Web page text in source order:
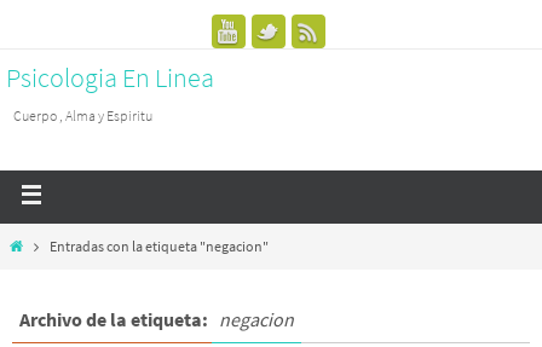
Psicologia En Linea
Cuerpo , Alma y Espiritu
Entradas con la etiqueta "negacion"
Archivo de la etiqueta: negacion